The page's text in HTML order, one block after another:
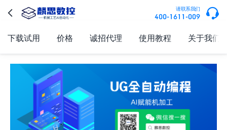
 请联系我们
400-1611-009 
下载试用 价格 诚招代理 使用教程 关于我们